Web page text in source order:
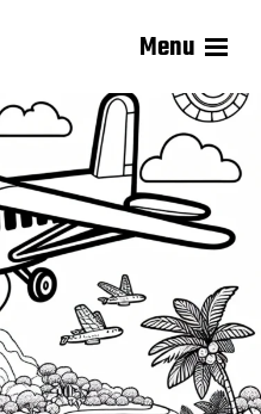
Menu